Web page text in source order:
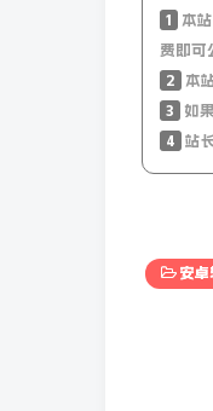
1
本
费即可
2
本
3
如
4 站
安卓